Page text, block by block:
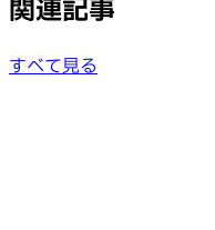
関連記事
すべて見る